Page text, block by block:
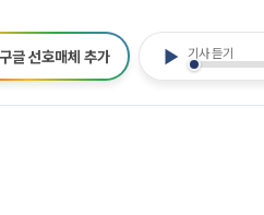
기사 듣기
구글 선호매체 추가